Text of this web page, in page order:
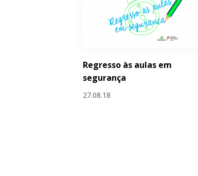
Regresso às aulas em
segurança
27.08.18